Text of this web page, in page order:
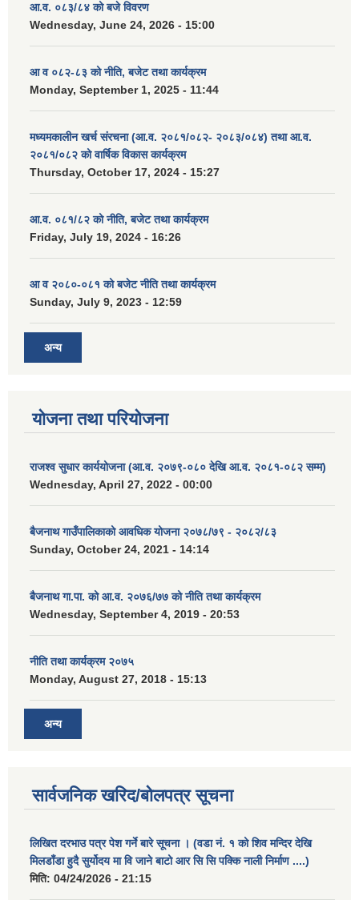
आ.व. ०८३/८४ को बजे विवरण
Wednesday, June 24, 2026 - 15:00
आ व ०८२-८३ को नीति, बजेट तथा कार्यक्रम
Monday, September 1, 2025 - 11:44
मध्यमकालीन खर्च संरचना (आ.व. २०८१/०८२- २०८३/०८४) तथा आ.व.
२०८१/०८२ को वार्षिक विकास कार्यक्रम
Thursday, October 17, 2024 - 15:27
आ.व. ०८१/८२ को नीति, बजेट तथा कार्यक्रम
Friday, July 19, 2024 - 16:26
आ व २०८०-०८१ को बजेट नीति तथा कार्यक्रम
Sunday, July 9, 2023 - 12:59
अन्य
योजना तथा परियोजना
राजश्व सुधार कार्ययोजना (आ.व. २०७९-०८० देखि आ.व. २०८१-०८२ सम्म)
Wednesday, April 27, 2022 - 00:00
बैजनाथ गाउँपालिकाको आवधिक योजना २०७८/७९ - २०८२/८३
Sunday, October 24, 2021 - 14:14
बैजनाथ गा.पा. को आ.व. २०७६/७७ को नीति तथा कार्यक्रम
Wednesday, September 4, 2019 - 20:53
नीति तथा कार्यक्रम २०७५
Monday, August 27, 2018 - 15:13
अन्य
सार्वजनिक खरिद/बोलपत्र सूचना
लिखित दरभाउ पत्र पेश गर्ने बारे सूचना । (वडा नं. १ को शिव मन्दिर देखि
मिलडाँडा हुदै सुर्योदय मा वि जाने बाटो आर सि सि पक्कि नाली निर्माण ....)
मिति: 04/24/2026 - 21:15